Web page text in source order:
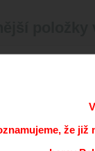
že již